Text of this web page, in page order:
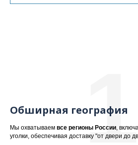
Обширная география
Мы охватываем все регионы России,
уголки, обеспечивая доставку "от двери до